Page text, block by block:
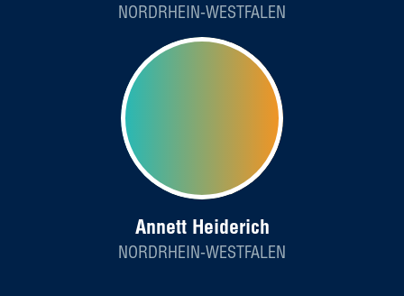
NORDRHEIN-WESTFALEN
Annett Heiderich
NORDRHEIN-WESTFALEN